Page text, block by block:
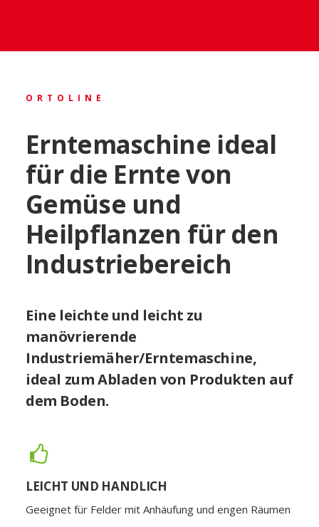
ORTOLINE
Erntemaschine ideal
für die Ernte von
Gemüse und
Heilpflanzen für den
Industriebereich
Eine leichte und leicht zu
manövrierende
Industriemäher/Erntemaschine,
ideal zum Abladen von Produkten auf
dem Boden.
LEICHT UND HANDLICH
Geeignet für Felder mit Anhäufung und engen Räumen